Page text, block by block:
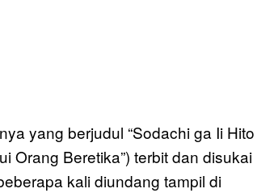
yang berjudul “Sodachi ga Ii Hito
Orang Beretika”) terbit dan disukai
kali diundang tampil di